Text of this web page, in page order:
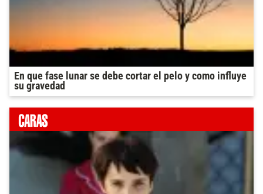
En que fase lunar se debe cortar el pelo y como influye
su gravedad